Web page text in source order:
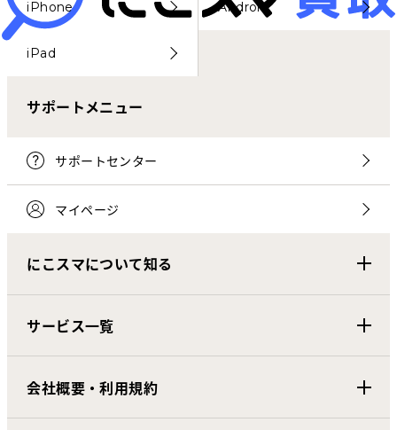
iPhone Android
iPad
サポートメニュー
サポートセンター
マイページ
にこスマについて知る
サービス一覧
会社概要・利用規約